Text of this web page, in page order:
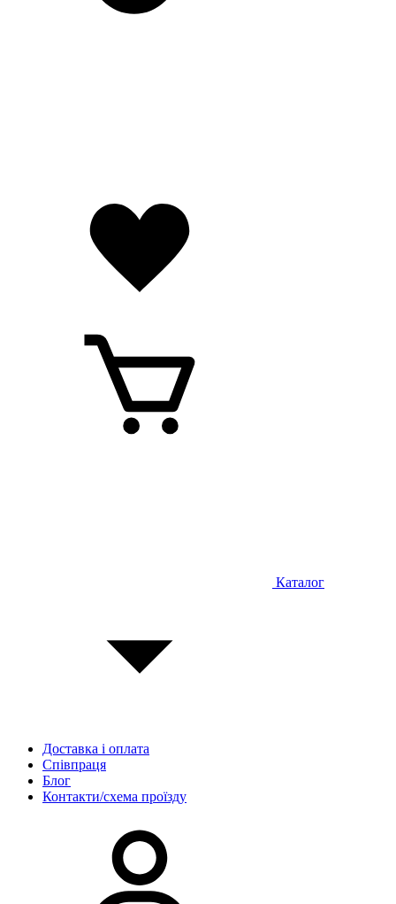
Каталог
Доставка і оплата
Співпраця
Блог
Контакти/схема проїзду